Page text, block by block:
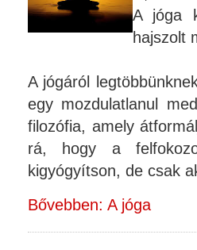
A jóga
hajszolt
A jógáról
egy mozdulatlanul
filozófia, amely
rá, hogy a
kigyógyítson, de csak
Bővebben: A jóga